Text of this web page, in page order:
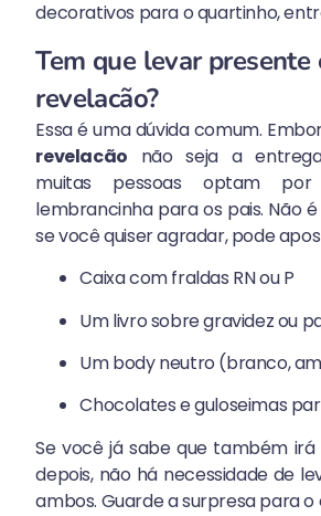
decorativos para o quartinho,
Tem que levar presente
revelacão?
Essa é uma dúvida comum.
revelacão não seja a
muitas pessoas optam
lembrancinha para os pais. Não
se você quiser agradar, pode
Caixa com fraldas RN ou P
Um livro sobre gravidez ou
Um body neutro (branco,
Chocolates e guloseimas
Se você já sabe que também
depois, não há necessidade de
ambos. Guarde a surpresa para